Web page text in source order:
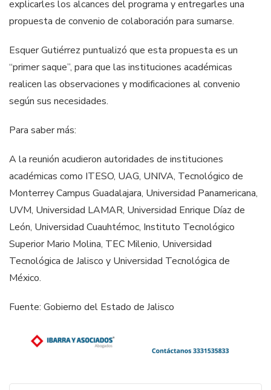
explicarles los alcances del programa y entregarles una
propuesta de convenio de colaboración para sumarse.
Esquer Gutiérrez puntualizó que esta propuesta es un
“primer saque”, para que las instituciones académicas
realicen las observaciones y modificaciones al convenio
según sus necesidades.
Para saber más:
A la reunión acudieron autoridades de instituciones
académicas como ITESO, UAG, UNIVA, Tecnológico de
Monterrey Campus Guadalajara, Universidad Panamericana,
UVM, Universidad LAMAR, Universidad Enrique Díaz de
León, Universidad Cuauhtémoc, Instituto Tecnológico
Superior Mario Molina, TEC Milenio, Universidad
Tecnológica de Jalisco y Universidad Tecnológica de
México.
Fuente: Gobierno del Estado de Jalisco